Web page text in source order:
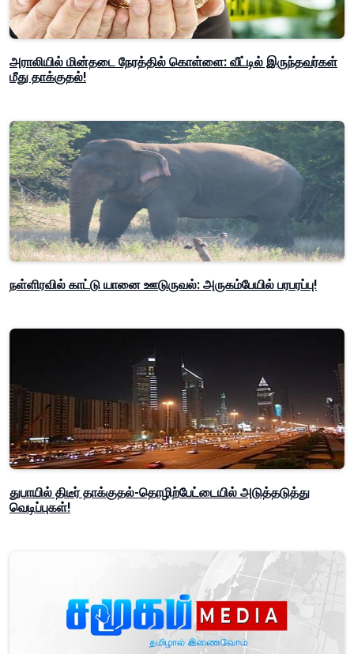
அராலியில் மின்தடை நேரத்தில் கொள்ளை: வீட்டில் இருந்தவர்கள்
மீது தாக்குதல்!
நள்ளிரவில் காட்டு யானை ஊடுருவல்: அருகம்பேயில் பரபரப்பு!
துபாயில் திடீர் தாக்குதல்-தொழிற்பேட்டையில் அடுத்தடுத்து
வெடிப்புகள்!